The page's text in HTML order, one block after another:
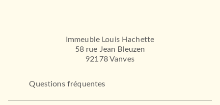
Immeuble Louis Hachette
58 rue Jean Bleuzen
92178 Vanves
Questions fréquentes